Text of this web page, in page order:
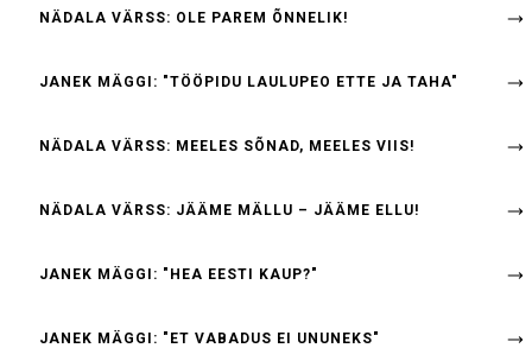
NÄDALA VÄRSS: OLE PAREM ÕNNELIK!
JANEK MÄGGI: "TÖÖPIDU LAULUPEO ETTE JA TAHA"
NÄDALA VÄRSS: MEELES SÕNAD, MEELES VIIS!
NÄDALA VÄRSS: JÄÄME MÄLLU – JÄÄME ELLU!
JANEK MÄGGI: "HEA EESTI KAUP?"
JANEK MÄGGI: "ET VABADUS EI UNUNEKS"